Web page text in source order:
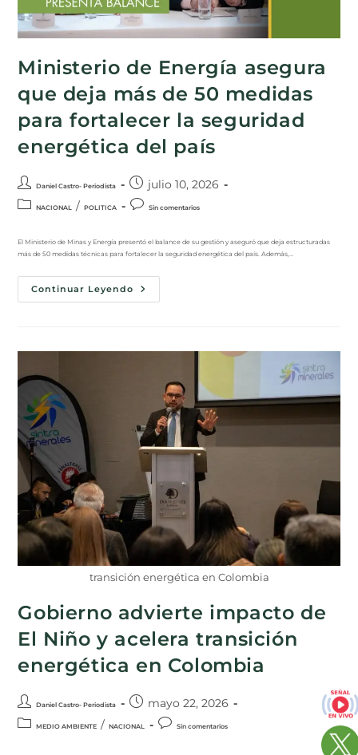
Ministerio de Energía asegura
que deja más de 50 medidas
para fortalecer la seguridad
energética del país
Daniel Castro- Periodista julio 10, 2026
NACIONAL / POLITICA Sin comentarios
El Ministerio de Minas y Energía presentó el balance de su gestión y aseguró que deja estructuradas
más de 50 medidas técnicas para fortalecer la seguridad energética del país. Además,…
Continuar Leyendo
transición energética en Colombia
Gobierno advierte impacto de
El Niño y acelera transición
energética en Colombia
Daniel Castro- Periodista mayo 22, 2026
MEDIO AMBIENTE / NACIONAL Sin comentarios